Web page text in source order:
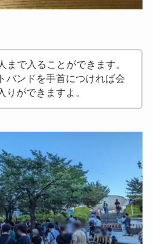
まで入ることができます。
バンドを手首につければ会
りができますよ。